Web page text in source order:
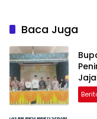
Baca Juga
USK